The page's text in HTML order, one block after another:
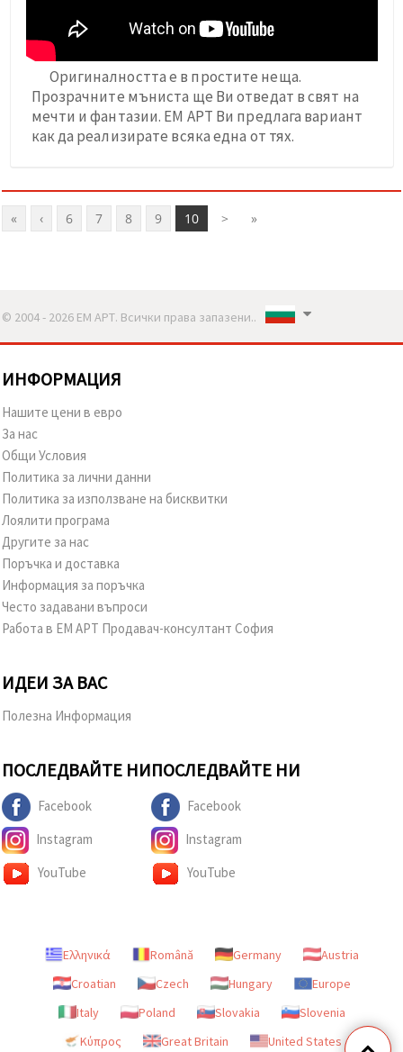
Оригиналността е в простите неща.
Прозрачните мъниста ще Ви отведат в свят на
мечти и фантазии. ЕМ АРТ Ви предлага вариант
как да реализирате всяка една от тях.
« ‹ 6 7 8 9 10 > »
© 2004 - 2026 ЕМ АРТ. Всички права запазени..
ИНФОРМАЦИЯ
Нашите цени в евро
За нас
Общи Условия
Политика за лични данни
Политика за използване на бисквитки
Лоялити програма
Другите за нас
Поръчка и доставка
Информация за поръчка
Често задавани въпроси
Работа в ЕМ АРТ Продавач-консултант София
ИДЕИ ЗА ВАС
Полезна Информация
ПОСЛЕДВАЙТЕ НИ
Facebook
Instagram
YouTube
ПОСЛЕДВАЙТЕ НИ
Facebook
Instagram
YouTube
Ελληνικά Română Germany
Austria
Croatian
Czech Hungary
Europe
Italy
Poland Slovakia
Slovenia
Κύπρος
Great Britain United States